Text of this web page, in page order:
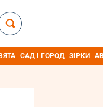
САД І ГОРОД ЗІРКИ